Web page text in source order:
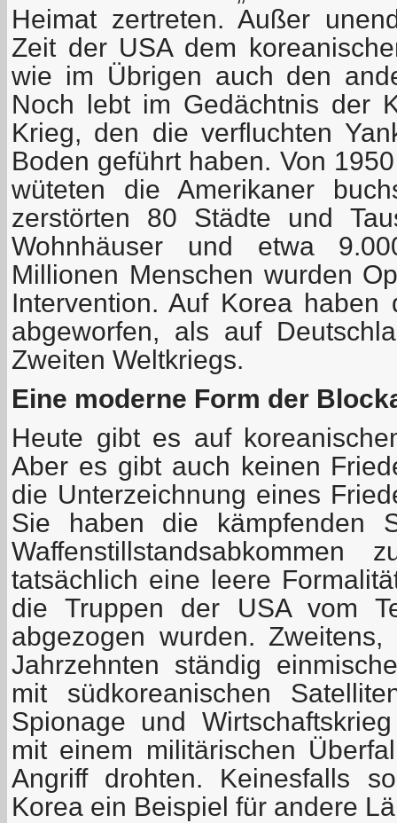
Heimat zertreten. Außer
Zeit der USA dem
wie im Übrigen auch den
Noch lebt im Gedächtnis der
Krieg, den die verfluchten
Boden geführt haben. Von
wüteten die Amerikaner
zerstörten 80 Städte und
Wohnhäuser und etwa
Millionen Menschen wurden
Intervention. Auf Korea haben
abgeworfen, als auf
Zweiten Weltkriegs.
Eine moderne Form der
Heute gibt es auf
Aber es gibt auch keinen
die Unterzeichnung eines
Sie haben die kämpfenden
Waffenstillstandsabkommen
tatsächlich eine leere
die Truppen der USA vom
abgezogen wurden.
Jahrzehnten ständig
mit südkoreanischen
Spionage und
mit einem militärischen
Angriff drohten. Keinesfalls
Korea ein Beispiel für andere